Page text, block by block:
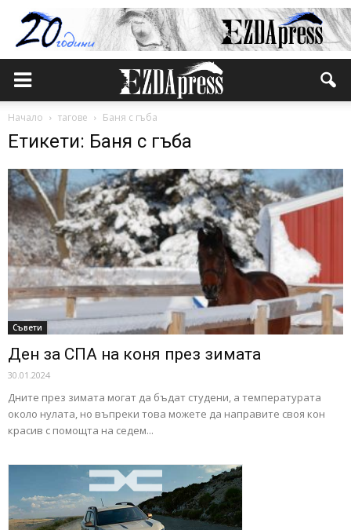
Начало тагове Баня с гъба
Етикети: Баня с гъба
Съвети
Ден за СПА на коня през зимата
30.01.2024
Дните през зимата могат да бъдат студени, а температурата
около нулата, но въпреки това можете да направите своя кон
красив с помощта на седем...